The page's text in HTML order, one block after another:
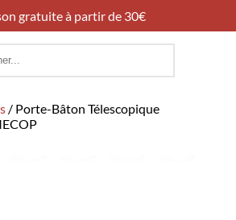
gratuite à partir de 30€
/ Porte-Bâton Télescopique